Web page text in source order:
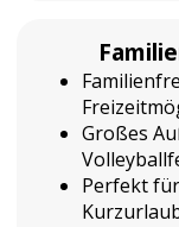
Großes
Perfekt